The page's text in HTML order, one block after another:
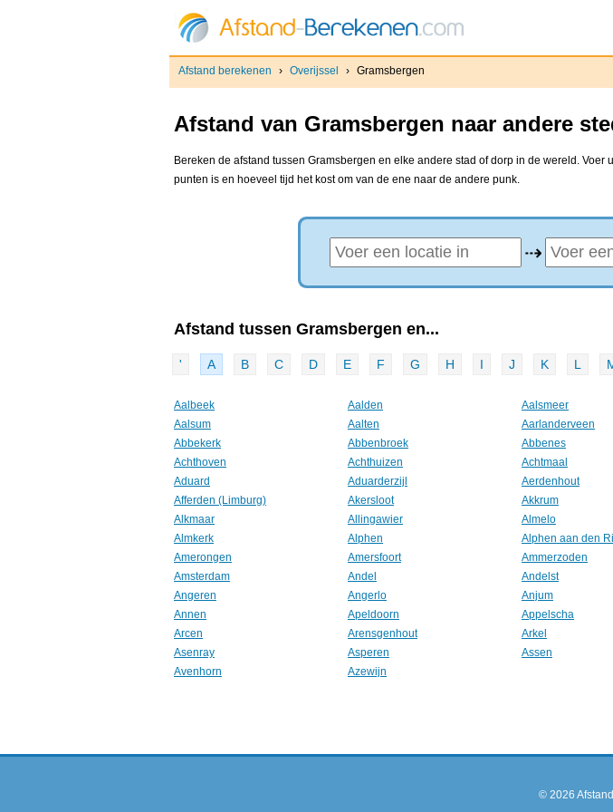
Afstand berekenen › Overijssel › Gramsbergen
Afstand van Gramsbergen naar andere
Bereken de afstand tussen Gramsbergen en elke andere stad of dorp in de wereld.
punten is en hoeveel tijd het kost om van de ene naar de andere punk.
⇢
Afstand tussen Gramsbergen en...
' A B C D E F G H I J K L
Aalbeek Aalden Aalsmeer
Aalsum
Aalten Aarlanderveen
Abbekerk
Abbenbroek Abbenes
Achthoven
Achthuizen Achtmaal
Aduard
Aduarderzijl Aerdenhout
Afferden (Limburg)
Akersloot Akkrum
Alkmaar
Allingawier Almelo
Almkerk
Alphen Alphen aan den
Amerongen
Amersfoort Ammerzoden
Amsterdam
Andel Andelst
Angeren
Angerlo Anjum
Annen
Apeldoorn Appelscha
Arcen
Arensgenhout Arkel
Asenray
Asperen Assen
Avenhorn
Azewijn
© 2026